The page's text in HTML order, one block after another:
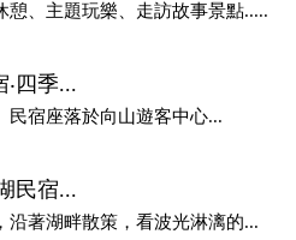
憩、主題玩樂、走訪故事景點.....
‧四季...
民宿座落於向山遊客中心...
民宿...
沿著湖畔散策，看波光淋漓的...